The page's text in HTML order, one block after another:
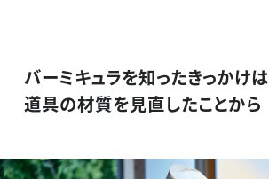
バーミキュラを知ったきっかけは
道具の材質を見直したことから